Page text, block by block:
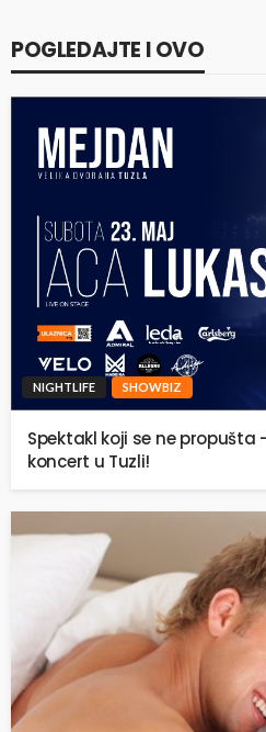
POGLEDAJTE I OVO
NIGHTLIFE SHOWBIZ
Spektakl koji se ne propušta
koncert u Tuzli!